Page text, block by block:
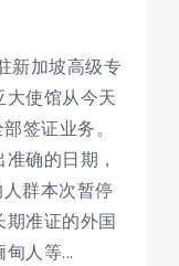
新加坡高级专
大使馆从今天
签证业务。
确的日期，
群本次暂停
期准证的外国
人等...